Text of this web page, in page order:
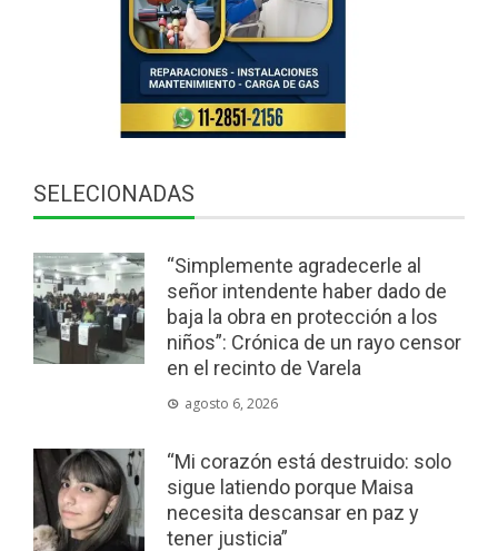
SELECIONADAS
“Simplemente agradecerle al
señor intendente haber dado de
baja la obra en protección a los
niños”: Crónica de un rayo censor
en el recinto de Varela
agosto 6, 2026
“Mi corazón está destruido: solo
sigue latiendo porque Maisa
necesita descansar en paz y
tener justicia”